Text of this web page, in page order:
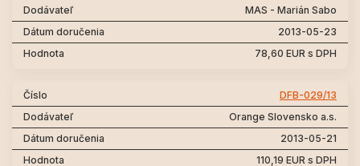
MAS - Marián Sabo
2013-05-23
78,60 EUR s DPH
DFB-029/13
Orange Slovensko a.s.
2013-05-21
110,19 EUR s DPH